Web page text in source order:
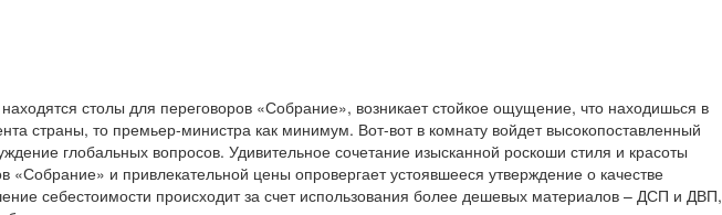
столы для переговоров «Собрание», возникает стойкое ощущение, что находишься в
страны, то премьер-министра как минимум. Вот-вот в комнату войдет высокопоставленный
глобальных вопросов. Удивительное сочетание изысканной роскоши стиля и красоты
«Собрание» и привлекательной цены опровергает устоявшееся утверждение о качестве
себестоимости происходит за счет использования более дешевых материалов – ДСП и ДВП,